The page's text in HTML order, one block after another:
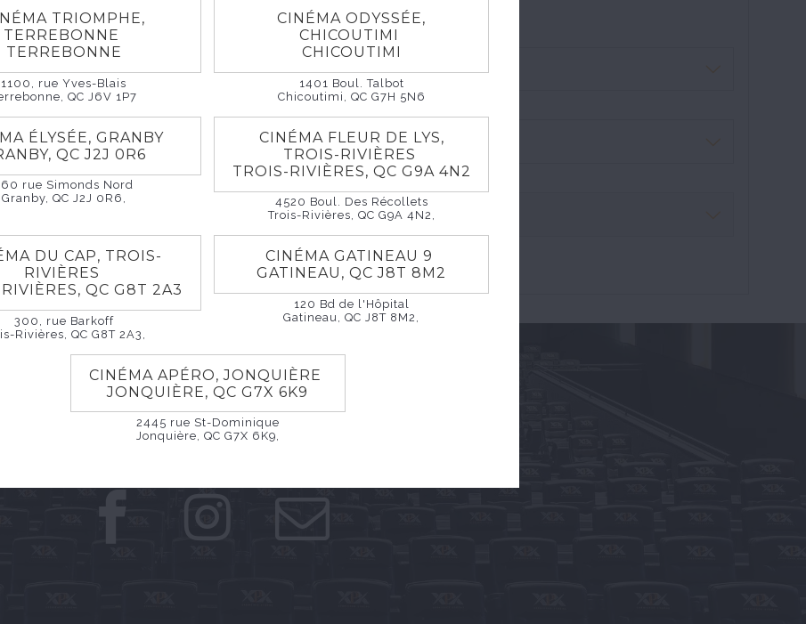
GARDONS CONTACT
TRIOMPHE,
TERREBONNE
TERREBONNE
1100, rue Yves-Blais
QC J6V 1P7
CINÉMA ODYSSÉE,
CHICOUTIMI
CHICOUTIMI
1401 Boul. Talbot
Chicoutimi, QC G7H 5N6
ÉLYSÉE, GRANBY
QC J2J 0R6
rue Simonds Nord
Granby, QC J2J 0R6,
CINÉMA FLEUR DE LYS,
TROIS-RIVIÈRES
TROIS-RIVIÈRES, QC G9A 4N2
4520 Boul. Des Récollets
Trois-Rivières, QC G9A 4N2,
DU CAP, TROIS-
RIVIÈRES
QC G8T 2A3
300, rue Barkoff
Rivières, QC G8T 2A3,
CINÉMA GATINEAU 9
GATINEAU, QC J8T 8M2
120 Bd de l'Hôpital
Gatineau, QC J8T 8M2,
CINÉMA APÉRO, JONQUIÈRE
JONQUIÈRE, QC G7X 6K9
2445 rue St-Dominique
Jonquière, QC G7X 6K9,